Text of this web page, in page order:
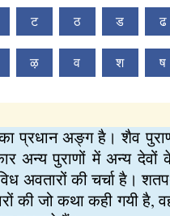
ट ठ ड ढ
ऴ व श ष
प्रधान अङ्ग है। शैव
अन्य पुराणों में अन्य
अवतारों की चर्चा है।
की जो कथा कही गयी है,